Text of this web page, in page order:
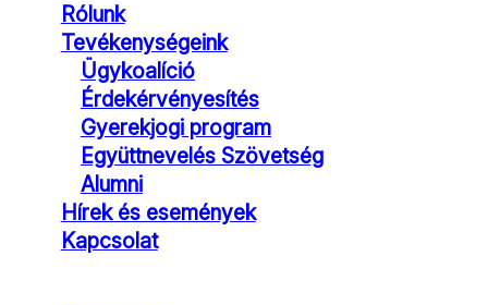
Rólunk
Tevékenységeink
Ügykoalíció
Érdekérvényesítés
Gyerekjogi program
Együttnevelés Szövetség
Alumni
Hírek és események
Kapcsolat